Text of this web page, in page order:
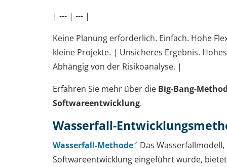
| --- | --- |
Keine Planung erforderlich. Einfach. Hohe
kleine Projekte. | Unsicheres Ergebnis.
Abhängig von der Risikoanalyse. |
Erfahren Sie mehr über die Big-Bang-
Softwareentwicklung.
Wasserfall-
Wasserfall-Methode
Das
Softwareentwicklung eingeführt wurde,